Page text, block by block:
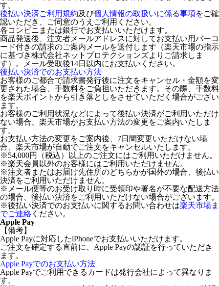
す。
後払い決済ご利用規約及び個人情報の取扱いに係る事項をご確
認いただき、ご同意のうえご利用ください。
各コンビニまたは銀行でお支払いいただけます。
商品発送後、注文者メールアドレスに対してお支払い用バーコ
ード付きの請求のご案内メールを送付します（楽天市場の指示
に基づき株式会社ネットプロテクションズよりご請求しま
す）。メール受取後14日以内にお支払いください。
後払い決済でのお支払い方法
お客様のご都合で請求書発行後に注文をキャンセル・金額を変
更された場合、手数料をご負担いただきます。その際、手数料
を楽天ポイントから引き落としをさせていただく場合がござい
ます。
お客様のご利用状況などによって後払い決済がご利用いただけ
ない場合、楽天市場がお支払い方法の変更をご案内いたしま
す。
お支払い方法の変更をご案内後、7日間変更いただけない場
合、楽天市場が自動でご注文をキャンセルいたします。
※54,000円（税込）以上のご注文にはご利用いただけません。
※楽天会員以外のお客様にはご利用いただけません。
※注文者またはお届け先住所のどちらかが国外の場合、後払い
決済をご利用いただけません。
※メール便等のお受け取り時に受領印や署名が不要な配送方法
の場合、後払い決済をご利用いただけない場合がございます。
※後払い決済でのお支払いに関するお問い合わせは楽天市場ま
でご連絡 ください。
Apple Pay
【備考】
Apple Payに対応したiPhoneでお支払いいただけます。
ご注文を確定する直前に、Apple Payの認証を行っていただき
ます。
Apple Payでのお支払い方法
Apple Payでご利用できるカードは発行会社によって異なりま
す。